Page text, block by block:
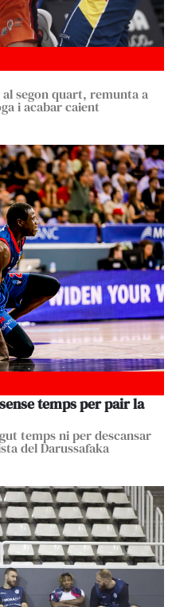
al segon quart, remunta a
i acabar caient
temps per pair la
temps ni per descansar
del Darussafaka